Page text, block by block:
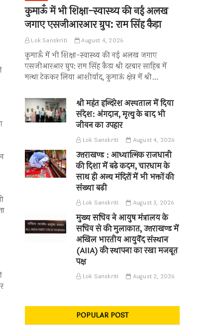
कुमाऊँ में भी शिक्षा-स्वास्थ्य की नई अलख
जगाए एसजीआरआर ग्रुप: राम सिंह कैड़ा
Lok Sanskriti August 4, 2026
कुमाऊँ में भी शिक्षा-स्वास्थ्य की नई अलख जगाए
एसजीआरआर ग्रुप: राम सिंह कैड़ा श्री दरबार साहिब में
मत्था टेककर लिया आशीर्वाद, कुमाऊं क्षेत्र में श्री…
श्री महंत इन्दिरेश अस्पताल में दिया
संदेश: अंगदान, मृत्यु के बाद भी
जीवन का उपहार
Lok Sanskriti August 4, 2026
उत्तराखण्ड : आध्यात्मिक राजधानी
की दिशा में बढ़े कदम, चारधाम के
साथ ही अन्य मंदिरों में भी भक्तों की
संख्या बढ़ी
Lok Sanskriti August 3, 2026
मुख्य सचिव ने आयुष मंत्रालय के
सचिव से की मुलाकात, उत्तराखण्ड में
अखिल भारतीय आयुर्वेद संस्थान
(AIIA) की स्थापना का रखा मजबूत
पक्ष
Lok Sanskriti August 2, 2026
POPULAR POST